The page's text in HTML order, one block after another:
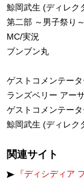
鯨岡武生 (ディレク
第二部 ～男子祭り～
MC/実況
ブンブン丸
ゲストコメンテータ
ランズベリー アー
ゲストコメンテー
鯨岡武生 (ディレク
関連サイト
『ディシディア